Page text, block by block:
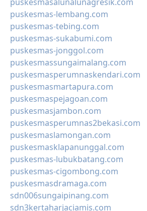
puskesmas-lembang.com
puskesmas-tebing.com
puskesmas-sukabumi.com
puskesmas-jonggol.com
puskesmassungaimalang.com
puskesmasperumnaskendari.com
puskesmasmartapura.com
puskesmaspejagoan.com
puskesmasjambon.com
puskesmasperumnas2bekasi.com
puskesmaslamongan.com
puskesmasklapanunggal.com
puskesmas-lubukbatang.com
puskesmas-cigombong.com
puskesmasdramaga.com
sdn006sungaipinang.com
sdn3kertaharjaciamis.com